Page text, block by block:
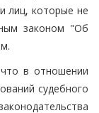
лиц, которые не
законом "Об
в отношении
судебного